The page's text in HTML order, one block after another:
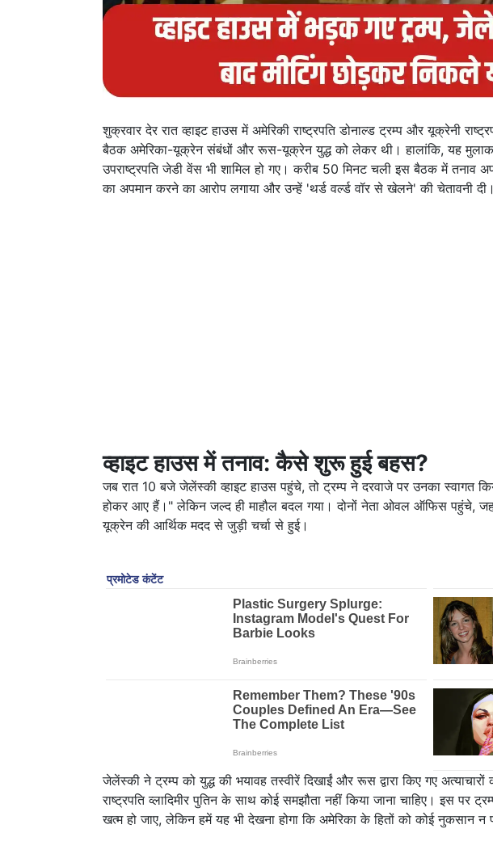
शुक्रवार देर रात व्हाइट हाउस में अमेरिकी राष्ट्रपति डोनाल्ड ट्रम्प और यूक्रेनी
बैठक अमेरिका-यूक्रेन संबंधों और रूस-यूक्रेन युद्ध को लेकर थी। हालांकि, यह
उपराष्ट्रपति जेडी वेंस भी शामिल हो गए। करीब 50 मिनट चली इस बैठक में तनाव
का अपमान करने का आरोप लगाया और उन्हें 'थर्ड वर्ल्ड वॉर से खेलने' की चेतावनी दी।
व्हाइट हाउस में तनाव: कैसे शुरू हुई बहस?
जब रात 10 बजे जेलेंस्की व्हाइट हाउस पहुंचे, तो ट्रम्प ने दरवाजे पर उनका
होकर आए हैं।" लेकिन जल्द ही माहौल बदल गया। दोनों नेता ओवल ऑफिस पहुंचे,
यूक्रेन की आर्थिक मदद से जुड़ी चर्चा से हुई।
जेलेंस्की ने ट्रम्प को युद्ध की भयावह तस्वीरें दिखाईं और रूस द्वारा किए गए
राष्ट्रपति व्लादिमीर पुतिन के साथ कोई समझौता नहीं किया जाना चाहिए। इस पर
खत्म हो जाए, लेकिन हमें यह भी देखना होगा कि अमेरिका के हितों को कोई नुकसान